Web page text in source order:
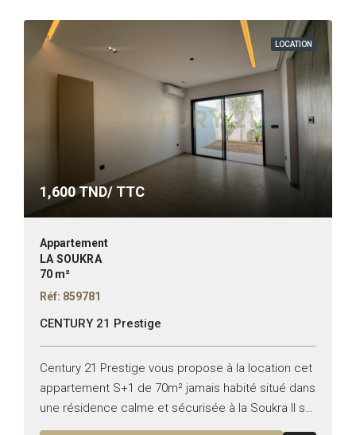
LOCATION
1,600TND/ TTC
Appartement
LA SOUKRA
70 m²
Réf: 859781
CENTURY 21 Prestige
Century 21 Prestige vous propose à la location cet
appartement S+1 de 70m² jamais habité situé dans
une résidence calme et sécurisée à la Soukra Il se
compose comme suit : –...